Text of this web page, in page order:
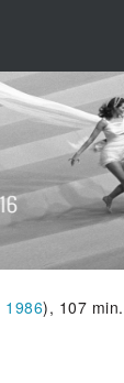
1986), 107 min.